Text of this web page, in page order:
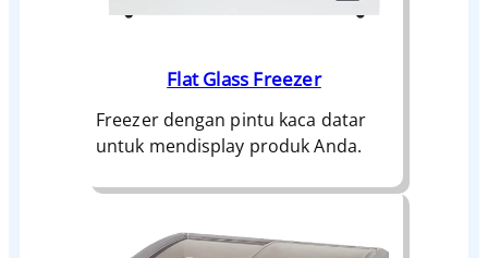
Flat Glass Freezer
Freezer dengan pintu kaca datar
untuk mendisplay produk Anda.